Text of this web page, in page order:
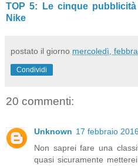
TOP 5: Le cinque
Nike
postato il giorno mercoledì,
Condividi
20 commenti:
Unknown 17 febbraio
Non saprei fare una
quasi sicuramente